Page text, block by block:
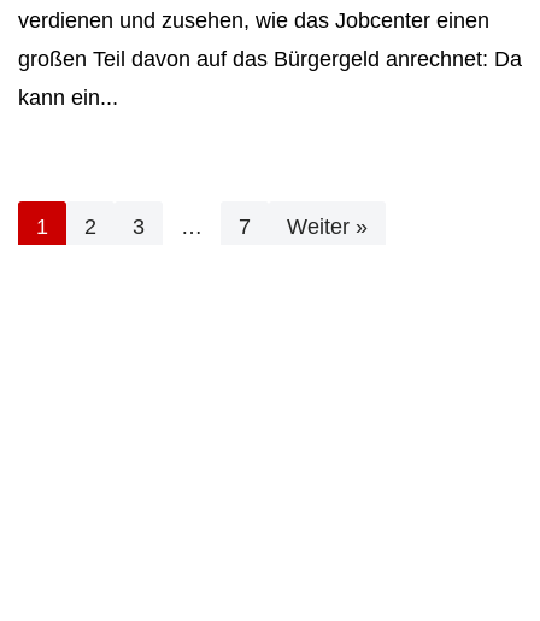
verdienen und zusehen, wie das Jobcenter einen
großen Teil davon auf das Bürgergeld anrechnet: Da
kann ein...
1 2 3 … 7 Weiter »